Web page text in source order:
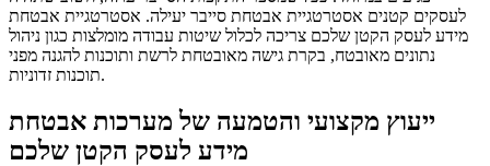
לעסקים קטנים אסטרטגיית אבטחת סייבר יעילה. אסטרטגיית אבטחת
מידע לעסק הקטן שלכם צריכה לכלול שיטות עבודה מומלצות כגון ניהול
נתונים מאובטח, בקרת גישה מאובטחת לרשת ותוכנות להגנה מפני
תוכנות זדוניות.
ייעוץ מקצועי והטמעה של מערכות אבטחת
מידע לעסק הקטן שלכם